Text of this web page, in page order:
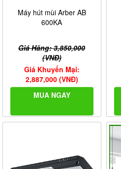
Máy hút mùi Arber AB
600KA
Giá Hãng: 3,850,000
(VNĐ)
Giá Khuyến Mại:
2,887,000 (VNĐ)
MUA NGAY